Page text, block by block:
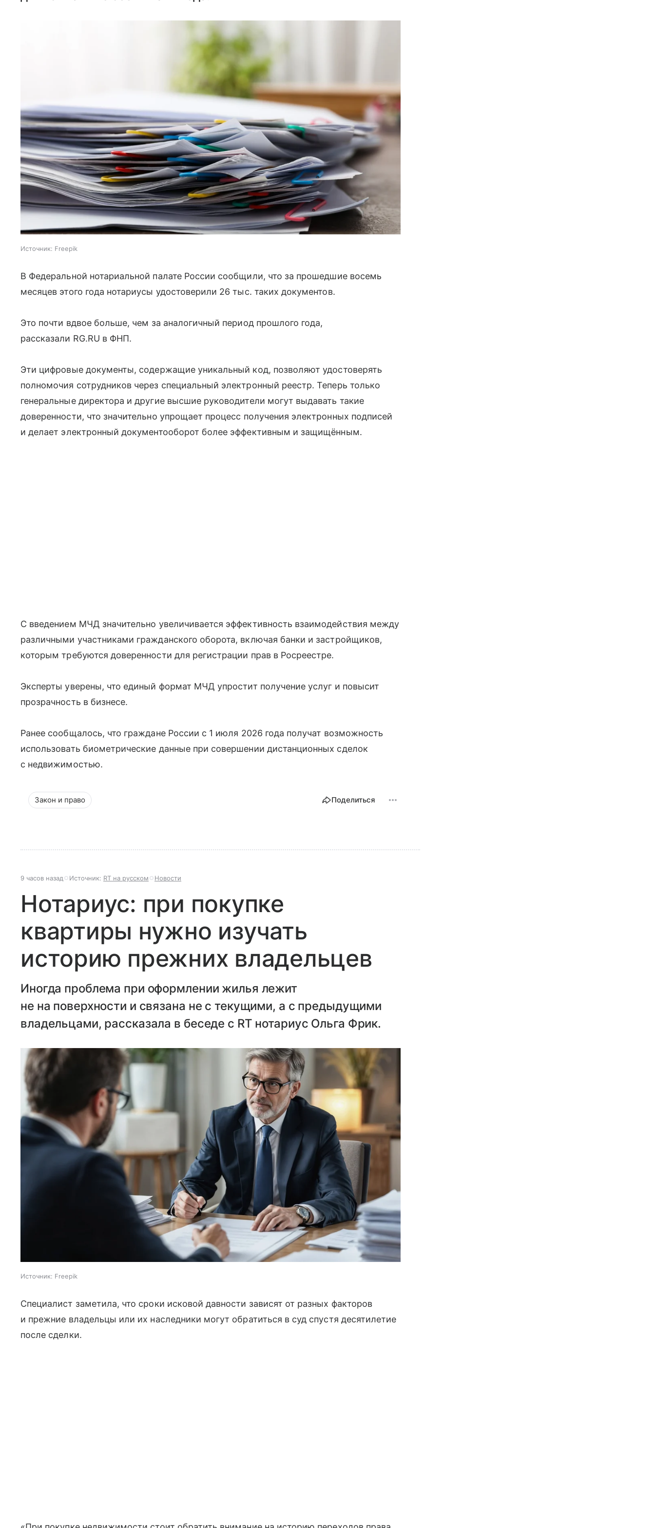
Источник: Freepik
В Федеральной нотариальной палате России сообщили, что за прошедшие восемь
месяцев этого года нотариусы удостоверили 26 тыс. таких документов.
Это почти вдвое больше, чем за аналогичный период прошлого года,
рассказали RG.RU в ФНП.
Эти цифровые документы, содержащие уникальный код, позволяют удостоверять
полномочия сотрудников через специальный электронный реестр. Теперь только
генеральные директора и другие высшие руководители могут выдавать такие
доверенности, что значительно упрощает процесс получения электронных подписей
и делает электронный документооборот более эффективным и защищённым.
С введением МЧД значительно увеличивается эффективность взаимодействия между
различными участниками гражданского оборота, включая банки и застройщиков,
которым требуются доверенности для регистрации прав в Росреестре.
Эксперты уверены, что единый формат МЧД упростит получение услуг и повысит
прозрачность в бизнесе.
Ранее сообщалось, что граждане России с 1 июля 2026 года получат возможность
использовать биометрические данные при совершении дистанционных сделок
с недвижимостью.
Закон и право Поделиться
9 часов назад Источник: RT на русском Новости
Нотариус: при покупке
квартиры нужно изучать
историю прежних владельцев
Иногда проблема при оформлении жилья лежит
не на поверхности и связана не с текущими, а с предыдущими
владельцами, рассказала в беседе с RT нотариус Ольга Фрик.
Источник: Freepik
Специалист заметила, что сроки исковой давности зависят от разных факторов
и прежние владельцы или их наследники могут обратиться в суд спустя десятилетие
после сделки.